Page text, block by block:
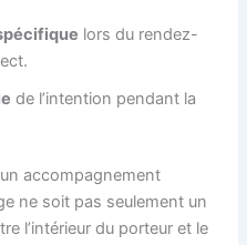
lors du rendez-
de l’intention pendant la
accompagnement
ne soit pas seulement un
l’intérieur du porteur et le